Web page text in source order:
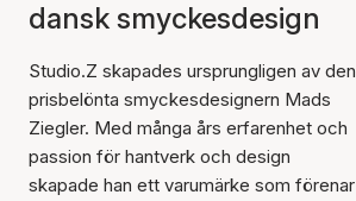
dansk smyckesdesign
Studio.Z skapades ursprungligen av den
prisbelönta smyckesdesignern Mads
Ziegler. Med många års erfarenhet och
passion för hantverk och design
skapade han ett varumärke som förenar